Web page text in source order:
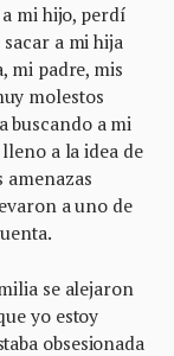
mi hijo, perdí
a mi hija
mi padre, mis
molestos
buscando a mi
a la idea de
amenazas
a uno de
se alejaron
yo estoy
obsesionada